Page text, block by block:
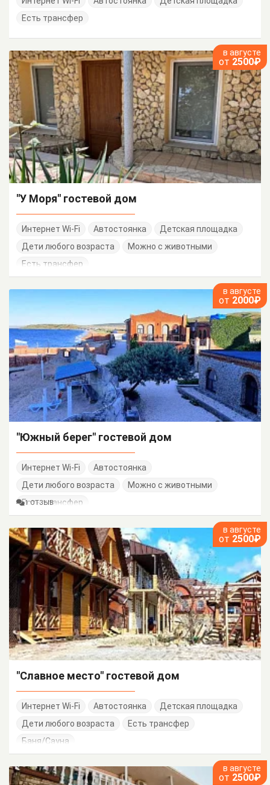
Есть трансфер
в августе
от 2500₽
"У Моря" гостевой дом
Интернет Wi-Fi Автостоянка
Детская площадка
Дети любого возраста
Можно с животными
Есть трансфер
в августе
от 2000₽
"Южный берег" гостевой дом
Интернет Wi-Fi
Автостоянка
Дети любого возраста
Можно с животными
Есть трансфер
1 ОТЗЫВ
в августе
от 2500₽
"Славное место" гостевой дом
Интернет Wi-Fi Автостоянка
Детская площадка
Дети любого возраста
Есть трансфер
Баня/Сауна
в августе
от 2500₽